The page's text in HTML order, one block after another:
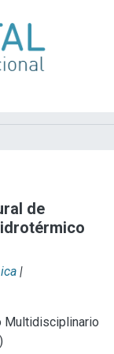
de
|
Multidisciplinario